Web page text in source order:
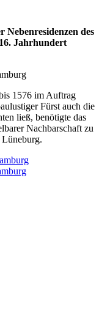
Nebenresidenzen des
Jahrhundert
1576 im Auftrag
Fürst auch die
ließ, benötigte das
Nachbarschaft zu